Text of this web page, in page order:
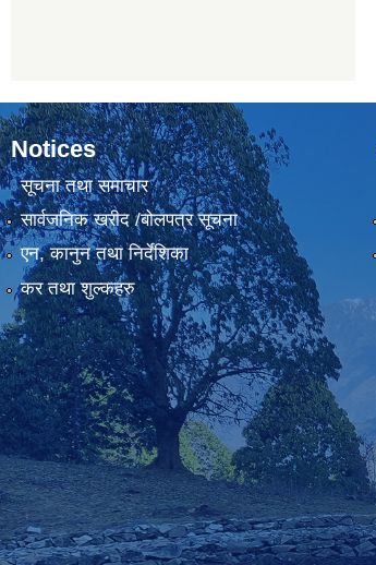
Notices
सूचना तथा समाचार
सार्वजनिक खरीद /बोलपत्र सूचना
एन, कानुन तथा निर्देशिका
कर तथा शुल्कहरु